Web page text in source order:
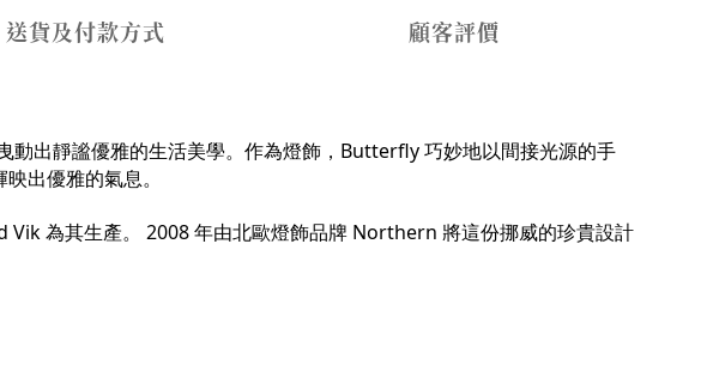
送貨及付款方式 顧客評價
出靜謐優雅的生活美學。作為燈飾，Butterfly 巧妙地以間接光源的手
出優雅的氣息。
為其生產。 2008 年由北歐燈飾品牌 Northern 將這份挪威的珍貴設計